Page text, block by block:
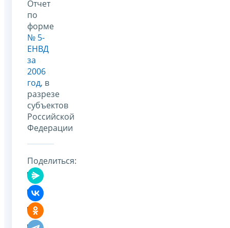
Отчет
по
форме
№ 5-
ЕНВД
за
2006
год, в
разрезе
субъектов
Российской
Федерации
Поделиться: